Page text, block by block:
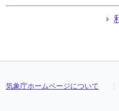
気象庁ホームページについて